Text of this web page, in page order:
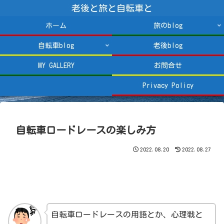
老後と旅と自転車と
ホーム 旅のblog
自転車blog 老後blog
MY GALLERY お問合せ
Privacy Policy
自転車ロードレースの楽しみ方
2022.08.20 2022.08.27
自転車ロードレースの用語とか、心理戦と